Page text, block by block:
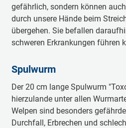
gefährlich, sondern können
durch unsere Hände beim
übergehen. Sie befallen
schweren Erkrankungen führen
Spulwurm
Der 20 cm lange Spulwurm
hierzulande unter allen
Welpen sind besonders
Durchfall, Erbrechen und